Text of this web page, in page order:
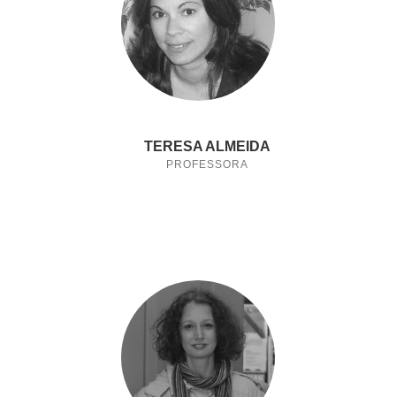
TERESA ALMEIDA
PROFESSORA